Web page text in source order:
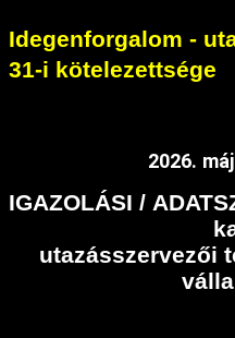
Idegenforgalom -
31-i kötelezettsége
2026.
IGAZOLÁSI /
utazásszervezői